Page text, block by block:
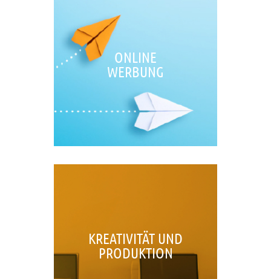
ONLINE
WERBUNG
KREATIVITÄT UND
PRODUKTION